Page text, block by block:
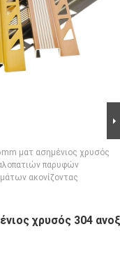
ματ ασημένιος χρυσός
παρυφών
ακονίζοντας
χρυσός 304